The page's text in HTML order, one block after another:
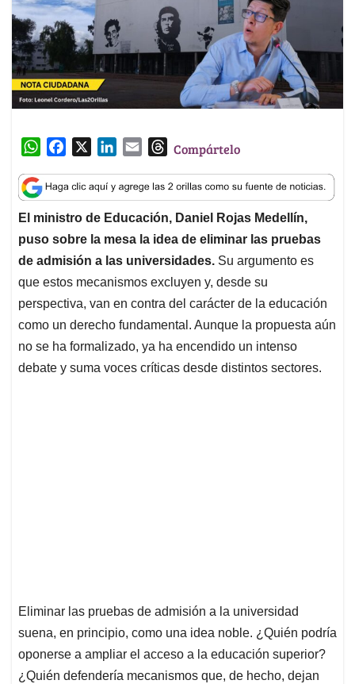
W
a
t
s
A
p
p
c
e
b
o
o
k
n
k
e
d
I
n
a
i
l
T
r
e
a
d
s
Compártelo
El ministro de Educación, Daniel Rojas Medellín,
puso sobre la mesa la idea de eliminar las pruebas
de admisión a las universidades. Su argumento es
que estos mecanismos excluyen y, desde su
perspectiva, van en contra del carácter de la educación
como un derecho fundamental. Aunque la propuesta aún
no se ha formalizado, ya ha encendido un intenso
debate y suma voces críticas desde distintos sectores.
Eliminar las pruebas de admisión a la universidad
suena, en principio, como una idea noble. ¿Quién podría
oponerse a ampliar el acceso a la educación superior?
¿Quién defendería mecanismos que, de hecho, dejan